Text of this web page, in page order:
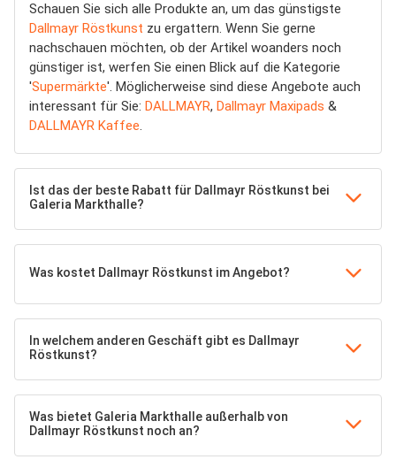
Schauen Sie sich alle Produkte an, um das günstigste
Dallmayr Röstkunst zu ergattern. Wenn Sie gerne
nachschauen möchten, ob der Artikel woanders noch
günstiger ist, werfen Sie einen Blick auf die Kategorie
'Supermärkte'. Möglicherweise sind diese Angebote auch
interessant für Sie: DALLMAYR, Dallmayr Maxipads &
DALLMAYR Kaffee.
Ist das der beste Rabatt für Dallmayr Röstkunst bei
Galeria Markthalle?
Was kostet Dallmayr Röstkunst im Angebot?
In welchem anderen Geschäft gibt es Dallmayr
Röstkunst?
Was bietet Galeria Markthalle außerhalb von
Dallmayr Röstkunst noch an?